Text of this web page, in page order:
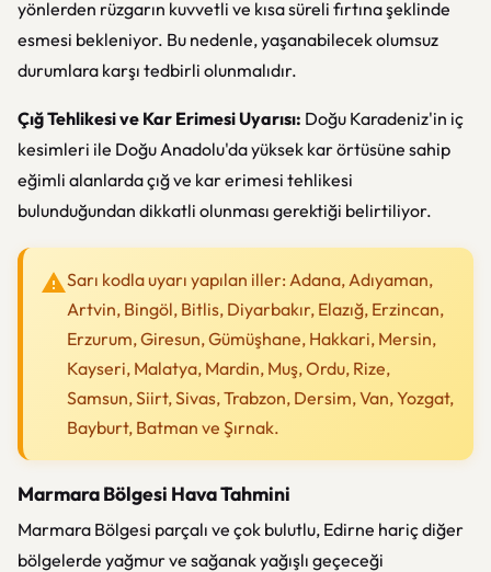
yönlerden rüzgarın kuvvetli ve kısa süreli fırtına şeklinde
esmesi bekleniyor. Bu nedenle, yaşanabilecek olumsuz
durumlara karşı tedbirli olunmalıdır.
Çığ Tehlikesi ve Kar Erimesi Uyarısı: Doğu Karadeniz'in iç
kesimleri ile Doğu Anadolu'da yüksek kar örtüsüne sahip
eğimli alanlarda çığ ve kar erimesi tehlikesi
bulunduğundan dikkatli olunması gerektiği belirtiliyor.
Sarı kodla uyarı yapılan iller: Adana, Adıyaman,
Artvin, Bingöl, Bitlis, Diyarbakır, Elazığ, Erzincan,
Erzurum, Giresun, Gümüşhane, Hakkari, Mersin,
Kayseri, Malatya, Mardin, Muş, Ordu, Rize,
Samsun, Siirt, Sivas, Trabzon, Dersim, Van, Yozgat,
Bayburt, Batman ve Şırnak.
Marmara Bölgesi Hava Tahmini
Marmara Bölgesi parçalı ve çok bulutlu, Edirne hariç diğer
bölgelerde yağmur ve sağanak yağışlı geçeceği